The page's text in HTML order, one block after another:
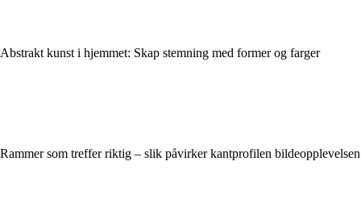
Abstrakt kunst i hjemmet: Skap stemning med former og farger
Rammer som treffer riktig – slik påvirker kantprofilen bildeopplevelsen